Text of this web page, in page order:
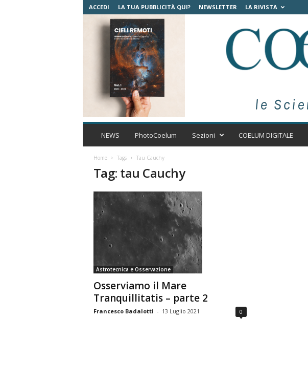
ACCEDI LA TUA PUBBLICITÀ QUI? NEWSLETTER LA RIVISTA
C
m
s
t
r
n
o
m
i
a
NEWS PhotoCoelum Sezioni COELUM DIGITALE
Home Tags Tau Cauchy
Tag: tau Cauchy
Astrotecnica e Osservazione
Osserviamo il Mare
Tranquillitatis – parte 2
Francesco Badalotti - 13 Luglio 2021 0